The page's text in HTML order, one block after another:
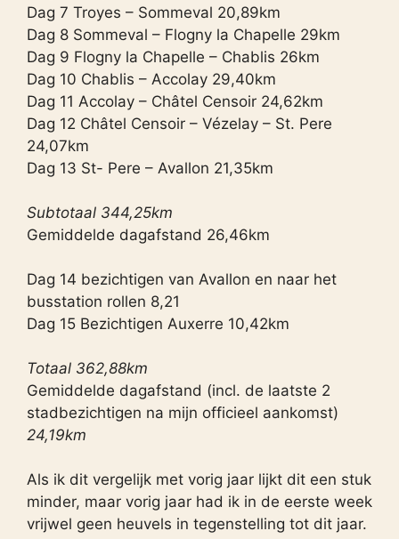
Dag 7 Troyes – Sommeval 20,89km
Dag 8 Sommeval – Flogny la Chapelle 29km
Dag 9 Flogny la Chapelle – Chablis 26km
Dag 10 Chablis – Accolay 29,40km
Dag 11 Accolay – Châtel Censoir 24,62km
Dag 12 Châtel Censoir – Vézelay – St. Pere
24,07km
Dag 13 St- Pere – Avallon 21,35km
Subtotaal 344,25km
Gemiddelde dagafstand 26,46km
Dag 14 bezichtigen van Avallon en naar het
busstation rollen 8,21
Dag 15 Bezichtigen Auxerre 10,42km
Totaal 362,88km
Gemiddelde dagafstand (incl. de laatste 2
stadbezichtigen na mijn officieel aankomst)
24,19km
Als ik dit vergelijk met vorig jaar lijkt dit een stuk
minder, maar vorig jaar had ik in de eerste week
vrijwel geen heuvels in tegenstelling tot dit jaar.